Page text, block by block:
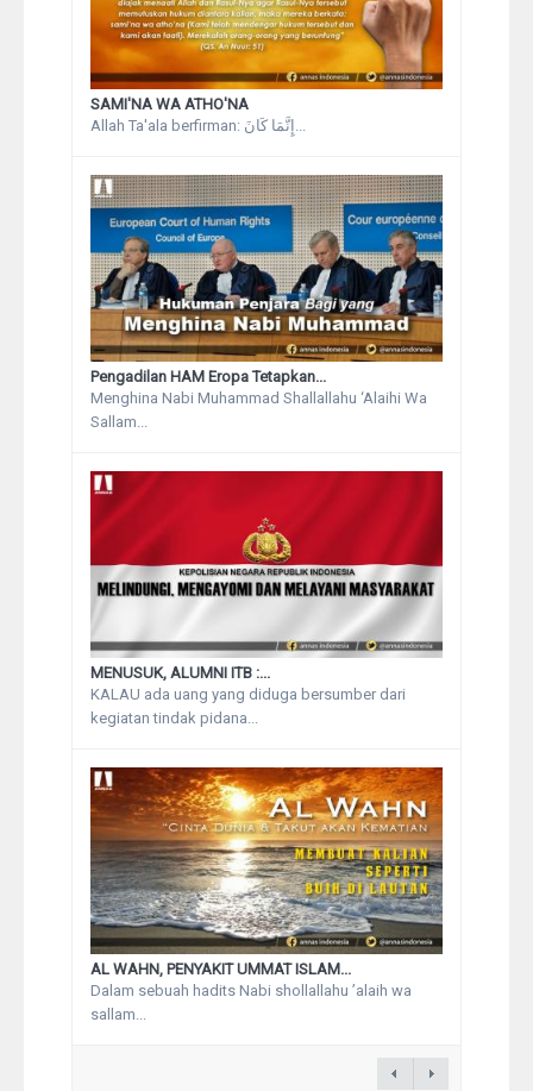
SAMI'NA WA ATHO'NA
Pengadilan HAM Eropa Tetapkan...
Menghina Nabi Muhammad Shallallahu ‘Alaihi Wa
Sallam...
MENUSUK, ALUMNI ITB :...
KALAU ada uang yang diduga bersumber dari
kegiatan tindak pidana...
AL WAHN, PENYAKIT UMMAT ISLAM...
Dalam sebuah hadits Nabi shollallahu ’alaih wa
sallam...